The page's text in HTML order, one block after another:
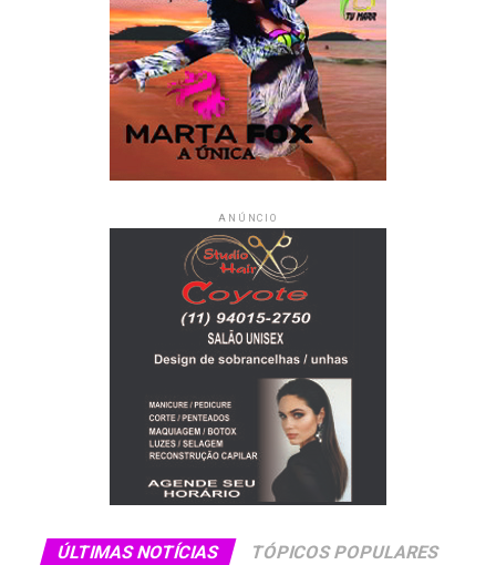
ANÚNCIO
ÚLTIMAS NOTÍCIAS
TÓPICOS POPULARES